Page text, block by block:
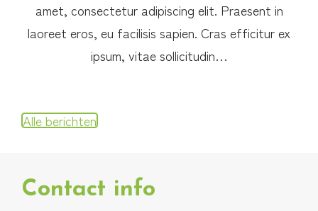
amet, consectetur adipiscing elit. Praesent in
laoreet eros, eu facilisis sapien. Cras efficitur ex
ipsum, vitae sollicitudin…
Alle berichten
Contact info